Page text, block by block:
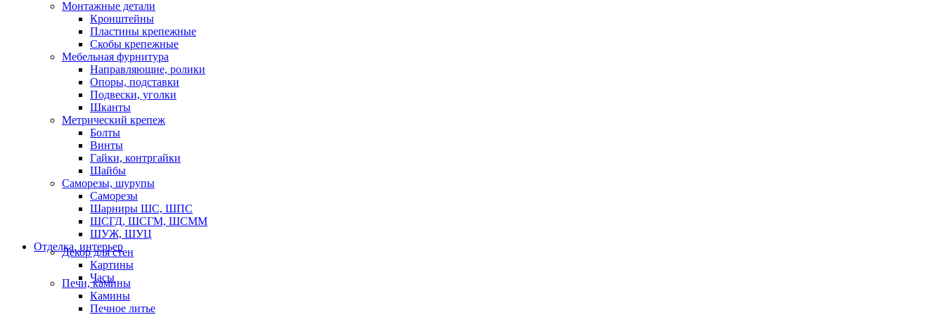
Монтажные детали
Кронштейны
Пластины крепежные
Скобы крепежные
Мебельная фурнитура
Направляющие, ролики
Опоры, подставки
Подвески, уголки
Шканты
Метрический крепеж
Болты
Винты
Гайки, контргайки
Шайбы
Саморезы, шурупы
Саморезы
Шарниры ШС, ШПС
ШСГД, ШСГМ, ШСММ
ШУЖ, ШУЦ
Отделка, интерьер
Декор для стен
Картины
Часы
Печи, камины
Камины
Печное литье